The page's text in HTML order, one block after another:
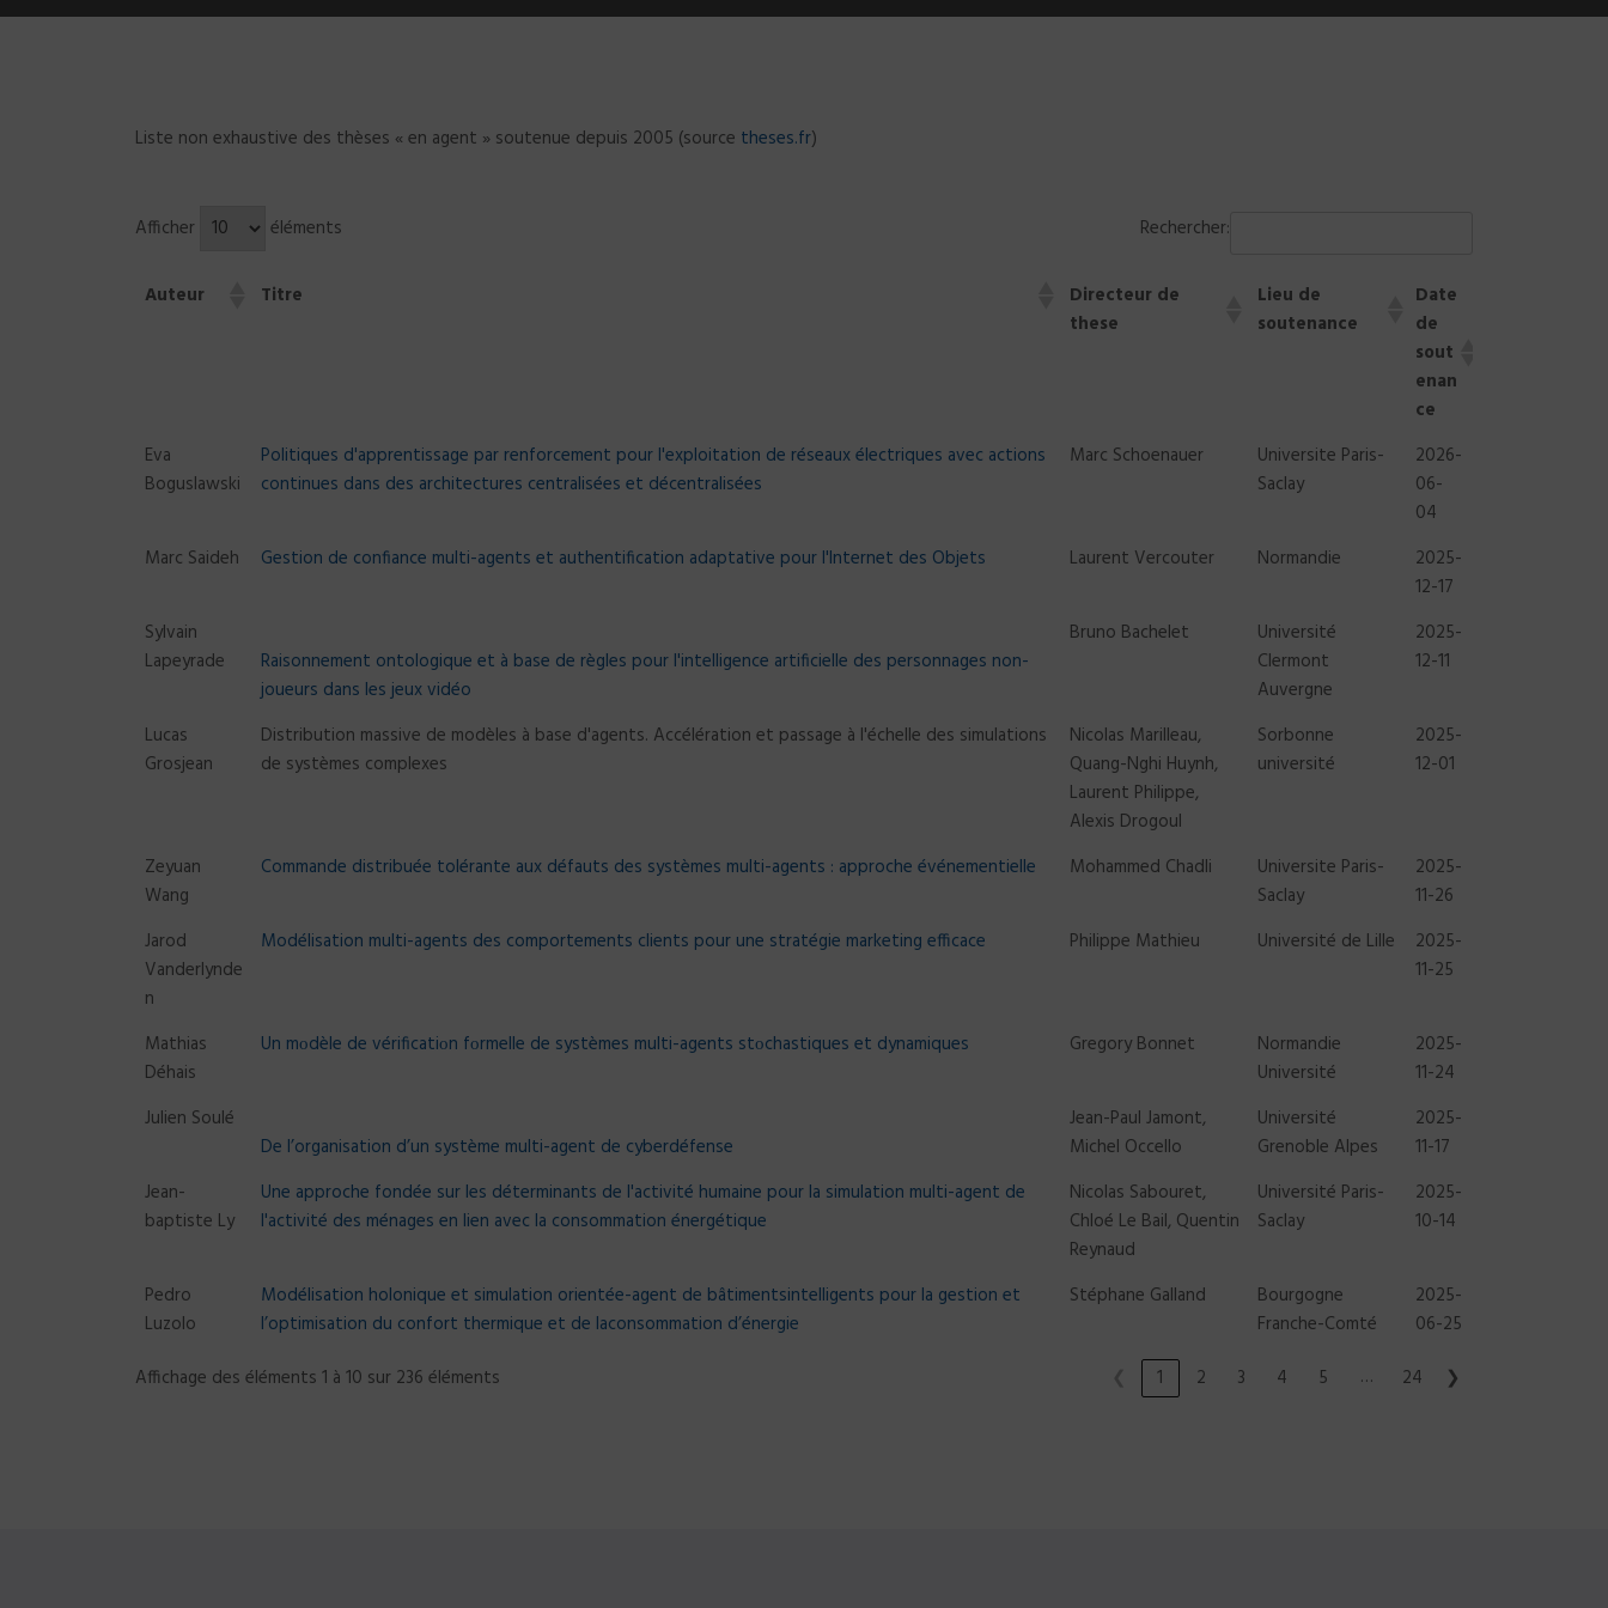
Liste non exhaustive des thèses « en agent » soutenue depuis 2005 (source theses.fr)
Afficher éléments Rechercher:
Auteur Titre
Directeur de
these
Lieu de
soutenance
Date
de
sout
enan
ce
Auteur
Titre
Directeur de
Lieu de
soutenance
Date
de
sout
ce
Eva
Boguslawski
Politiques d'apprentissage par renforcement pour l'exploitation de réseaux électriques avec actions
continues dans des architectures centralisées et décentralisées
Marc Schoenauer
Universite Paris-
Saclay
2026-
06-
04
Marc Saideh
Gestion de confiance multi-agents et authentification adaptative pour l'Internet des Objets Laurent Vercouter Normandie
2025-
12-17
Sylvain
Lapeyrade
Raisonnement ontologique et à base de règles pour l'intelligence artificielle des personnages non-
joueurs dans les jeux vidéo
Bruno Bachelet
Université
Clermont
Auvergne
2025-
12-11
Lucas
Grosjean
Distribution massive de modèles à base d'agents. Accélération et passage à l'échelle des simulations
de systèmes complexes
Nicolas Marilleau,
Quang-Nghi Huynh,
Laurent Philippe,
Alexis Drogoul
Sorbonne
université
2025-
12-01
Zeyuan
Wang
Commande distribuée tolérante aux défauts des systèmes multi-agents : approche événementielle Mohammed Chadli
Universite Paris-
Saclay
2025-
11-26
Jarod
Vanderlynde
n
Modélisation multi-agents des comportements clients pour une stratégie marketing efficace Philippe Mathieu Université de Lille
2025-
11-25
Mathias
Déhais
Un mοdèle de vérificatiοn fοrmelle de systèmes multi-agents stοchastiques et dynamiques Gregory Bonnet
Normandie
Université
2025-
11-24
Julien Soulé
De l’organisation d’un système multi-agent de cyberdéfense
Jean-Paul Jamont,
Michel Occello
Université
Grenoble Alpes
2025-
11-17
Jean-
baptiste Ly
Une approche fondée sur les déterminants de l'activité humaine pour la simulation multi-agent de
l'activité des ménages en lien avec la consommation énergétique
Nicolas Sabouret,
Chloé Le Bail, Quentin
Reynaud
Université Paris-
Saclay
2025-
10-14
Pedro
Luzolo
Modélisation holonique et simulation orientée-agent de bâtimentsintelligents pour la gestion et
l’optimisation du confort thermique et de laconsommation d’énergie
Stéphane Galland
Bourgogne
Franche-Comté
2025-
06-25
Affichage des éléments 1 à 10 sur 236 éléments
1 2 3 4 5 … 24 ❯